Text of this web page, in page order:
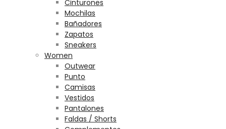
Cinturones
Mochilas
Bañadores
Zapatos
Sneakers
Women
Outwear
Punto
Camisas
Vestidos
Pantalones
Faldas / Shorts